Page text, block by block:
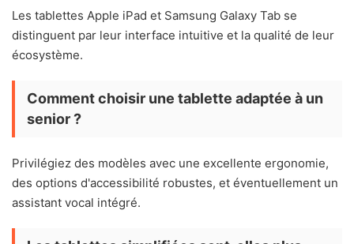
Les tablettes Apple iPad et Samsung Galaxy Tab se
distinguent par leur interface intuitive et la qualité de leur
écosystème.
Comment choisir une tablette adaptée à un
senior ?
Privilégiez des modèles avec une excellente ergonomie,
des options d'accessibilité robustes, et éventuellement un
assistant vocal intégré.